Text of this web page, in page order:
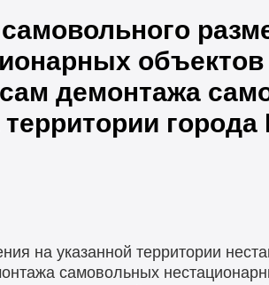
объектов
демонтажа
города
на указанной территории
самовольных